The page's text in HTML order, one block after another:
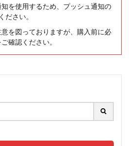
を使用するため、プッシュ通知の
ださい。
を図っておりますが、購入前に必
確認ください。